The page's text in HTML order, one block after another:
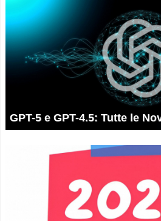
GPT-5 e GPT-4.5: Tutte le